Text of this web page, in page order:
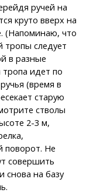
ручей на
круто вверх на
(Напоминаю, что
тропы следует
в разные
идет по
(время в
старую
стволы
2-3 м,
поворот. Не
совершить
снова на базу